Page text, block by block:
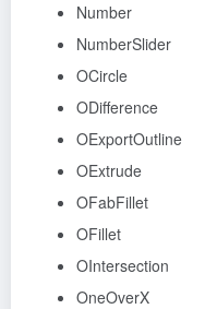
Number
NumberSlider
OCircle
ODifference
OExportOutline
OExtrude
OFabFillet
OFillet
OIntersection
OneOverX